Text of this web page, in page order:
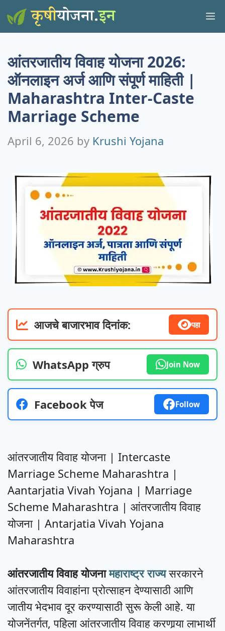
Skip
to
आंतरजातीय विवाह योजना 2026:
ऑनलाइन अर्ज आणि संपूर्ण माहिती |
Maharashtra Inter-Caste
Marriage Scheme
April 6, 2026 by Krushi Yojana
आजचे बाजारभाव दिनांक: पहा
WhatsApp ग्रुप Join Now
Facebook पेज Follow
आंतरजातीय विवाह योजना | Intercaste
Marriage Scheme Maharashtra |
Aantarjatia Vivah Yojana | Marriage
Scheme Maharashtra | आंतरजातीय विवाह
योजना | Antarjatia Vivah Yojana
Maharashtra
आंतरजातीय विवाह योजना महाराष्ट्र राज्यसरकारने
आंतरजातीय विवाहांना प्रोत्साहन देण्यासाठी आणि
जातीय भेदभाव दूर करण्यासाठी सुरू केली आहे. या
योजनेंतर्गत, पहिला आंतरजातीय विवाह करणार्‍या लाभार्थी